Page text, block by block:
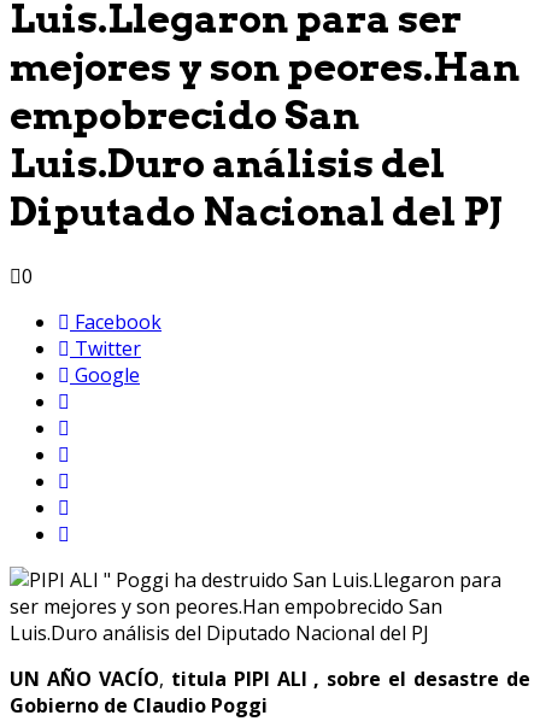
Luis.Llegaron para ser
mejores y son peores.Han
empobrecido San
Luis.Duro análisis del
Diputado Nacional del PJ
0
Facebook
Twitter
Google
UN AÑO VACÍO, titula PIPI ALI , sobre el desastre de
Gobierno de Claudio Poggi